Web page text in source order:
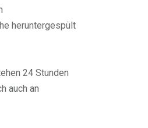
heruntergespült
24 Stunden
auch an